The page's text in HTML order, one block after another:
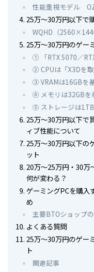
性能重視モデル
25万～30万円以下で
WQHD（
25万～30万円のゲー
① 「RTX 5070／
② CPUは「X3Dを
③ VRAMは16GBを
④ メモリは32GBを
⑤ ストレージは
25万～30万円以下で
ィブ性能について
25万～30万円以下の
ット
20万～25万円・30万
何が変わる？
ゲーミングPCを購入
め
主要BTOショップ
よくある質問
25万～30万円のゲー
ト
関連記事